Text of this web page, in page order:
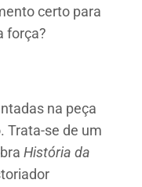
certo para
força?
na peça
Trata-se de um
História da